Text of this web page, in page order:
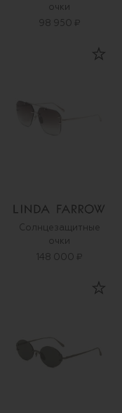
очки
98 950 ₽
Солнцезащитные
очки
148 000 ₽